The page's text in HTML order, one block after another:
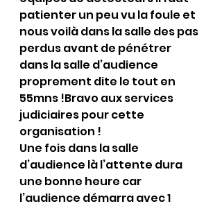
patienter un peu vu la foule et
nous voilà dans la salle des pas
perdus avant de pénétrer
dans la salle d’audience
proprement dite le tout en
55mns !Bravo aux services
judiciaires pour cette
organisation !
Une fois dans la salle
d’audience là l’attente dura
une bonne heure car
l’audience démarra avec 1